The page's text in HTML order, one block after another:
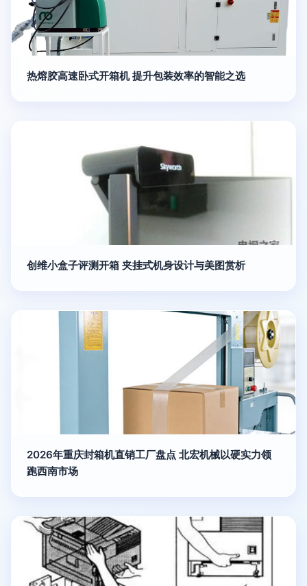
热熔胶高速卧式开箱机 提升包装效率的智能之选
创维小盒子评测开箱 夹挂式机身设计与美图赏析
2026年重庆封箱机直销工厂盘点 北宏机械以硬实力领
跑西南市场